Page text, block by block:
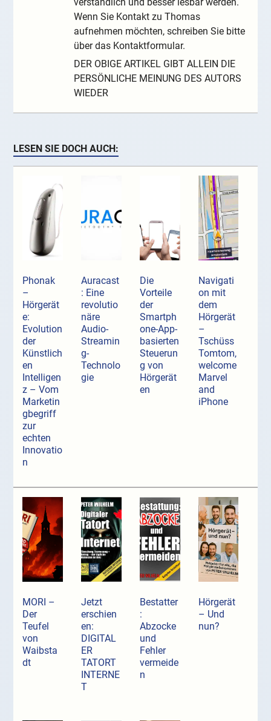
Wenn Sie Kontakt zu Thomas
aufnehmen möchten, schreiben Sie bitte
über das Kontaktformular.
DER OBIGE ARTIKEL GIBT ALLEIN DIE
PERSÖNLICHE MEINUNG DES AUTORS
WIEDER
LESEN SIE DOCH AUCH:
Phonak
–
Hörgerät
e:
Evolution
der
Künstlich
en
Intelligen
z – Vom
Marketin
gbegriff
zur
echten
Innovatio
n
Auracast
: Eine
revolutio
näre
Audio-
Streamin
g-
Technolo
gie
Die
Vorteile
der
Smartph
one-App-
basierten
Steuerun
g von
Hörgerät
en
Navigati
on mit
dem
Hörgerät
–
Tschüss
Tomtom,
welcome
Marvel
and
iPhone
MORI –
Der
Teufel
von
Waibsta
dt
Jetzt
erschien
en:
DIGITAL
ER
TATORT
INTERNE
T
Bestatter
:
Abzocke
und
Fehler
vermeide
n
Hörgerät
– Und
nun?